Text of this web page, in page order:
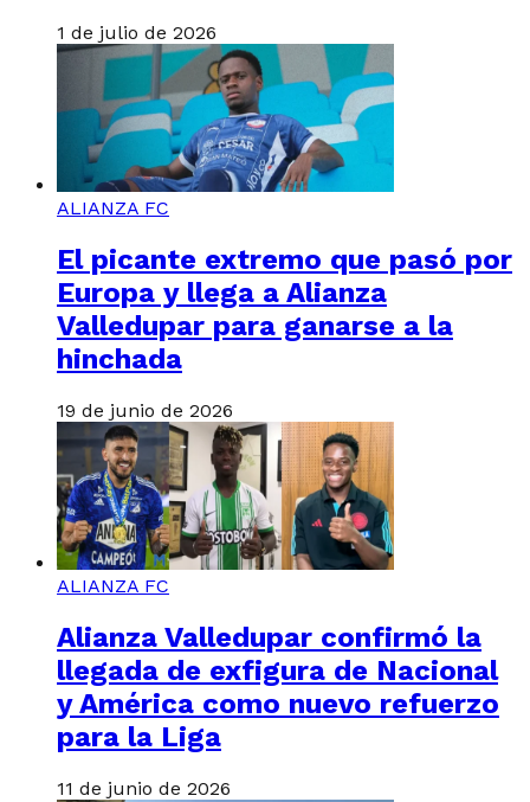
1 de julio de 2026
ALIANZA FC
El picante extremo que pasó por
Europa y llega a Alianza
Valledupar para ganarse a la
hinchada
19 de junio de 2026
ALIANZA FC
Alianza Valledupar confirmó la
llegada de exfigura de Nacional
y América como nuevo refuerzo
para la Liga
11 de junio de 2026